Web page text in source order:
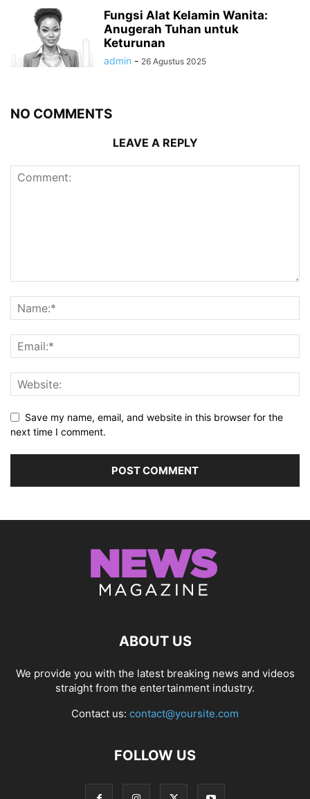
Fungsi Alat Kelamin Wanita:
Anugerah Tuhan untuk
Keturunan
admin - 26 Agustus 2025
NO COMMENTS
LEAVE A REPLY
Save my name, email, and website in this browser for the
next time I comment.
ABOUT US
We provide you with the latest breaking news and videos
straight from the entertainment industry.
Contact us: contact@yoursite.com
FOLLOW US